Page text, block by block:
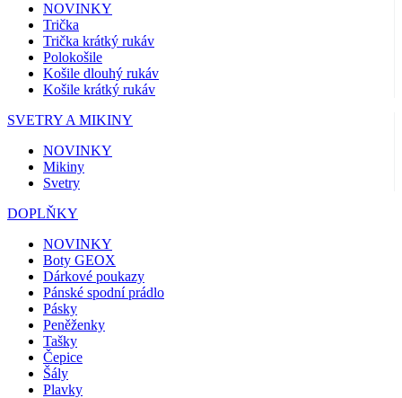
NOVINKY
Trička
Trička krátký rukáv
Polokošile
Košile dlouhý rukáv
Košile krátký rukáv
SVETRY A MIKINY
NOVINKY
Mikiny
Svetry
DOPLŇKY
NOVINKY
Boty GEOX
Dárkové poukazy
Pánské spodní prádlo
Pásky
Peněženky
Tašky
Čepice
Šály
Plavky